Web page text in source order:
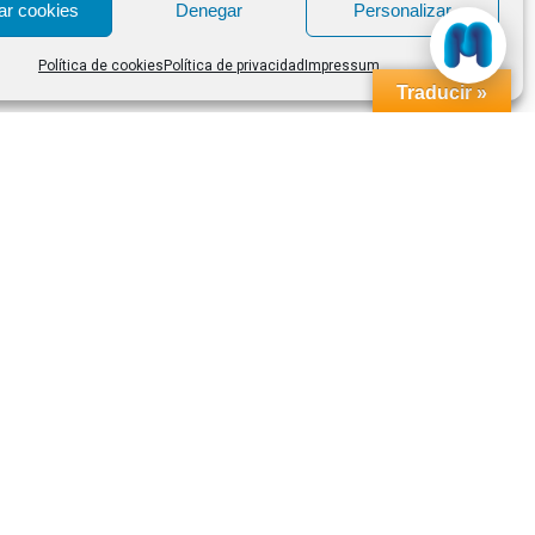
cookies Denegar Personalizar
Política de cookies Política de privacidad Impressum
Traducir »